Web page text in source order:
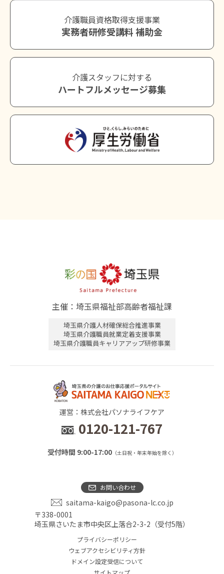
介護職員資格取得支援事業
実務者研修受講料 補助金
介護スタッフに対する
ハートフルメッセージ募集
主催：埼玉県福祉部高齢者福祉課
埼玉県介護人材確保総合推進事業
埼玉県介護職員就業定着支援事業
埼玉県介護職員キャリアアップ研修事業
運営：株式会社パソナライフケア
0120-121-767
受付時間 9:00-17:00（土日祝・年末年始を除く）
お問い合わせ
saitama-kaigo@pasona-lc.co.jp
〒338-0001
埼玉県さいたま市中央区上落合2-3-2（受付5階）
プライバシーポリシー
ウェブアクセシビリティ方針
ドメイン設定受信について
サイトマップ